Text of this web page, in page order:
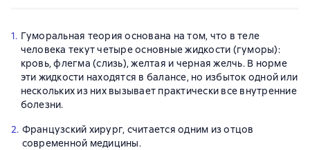
1. Гуморальная теория основана на том, что в теле
человека текут четыре основные жидкости (гуморы):
кровь, флегма (слизь), желтая и черная желчь. В норме
эти жидкости находятся в балансе, но избыток одной или
нескольких из них вызывает практически все внутренние
болезни.
2. Французский хирург, считается одним из отцов
современной медицины.